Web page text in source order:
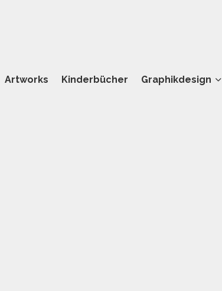
Artworks Kinderbücher Graphikdesign